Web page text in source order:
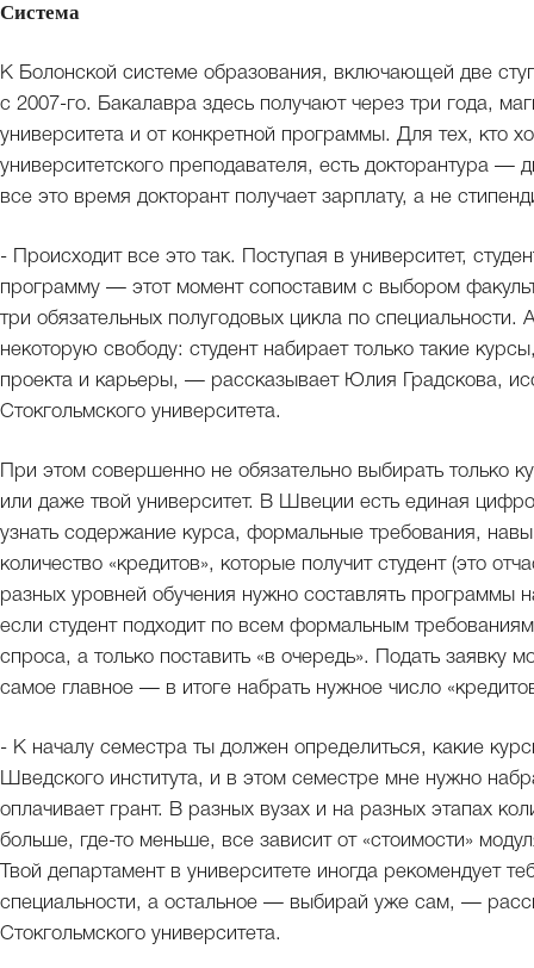
Система
К Болонской системе образования, включающей две
с 2007-го. Бакалавра здесь получают через три года,
университета и от конкретной программы. Для тех, кто
университетского преподавателя, есть докторантура
все это время докторант получает зарплату, а не
- Происходит все это так. Поступая в университет,
программу — этот момент сопоставим с выбором
три обязательных полугодовых цикла по
некоторую свободу: студент набирает только такие
проекта и карьеры, — рассказывает Юлия Градскова,
Стокгольмского университета.
При этом совершенно не обязательно выбирать только
или даже твой университет. В Швеции есть единая
узнать содержание курса, формальные требования,
количество «кредитов», которые получит студент (это
разных уровней обучения нужно составлять программы
если студент подходит по всем формальным
спроса, а только поставить «в очередь». Подать заявку
самое главное — в итоге набрать нужное число
- К началу семестра ты должен определиться, какие
Шведского института, и в этом семестре мне нужно
оплачивает грант. В разных вузах и на разных этапах
больше, где-то меньше, все зависит от «стоимости»
Твой департамент в университете иногда рекомендует
специальности, а остальное — выбирай уже сам, —
Стокгольмского университета.